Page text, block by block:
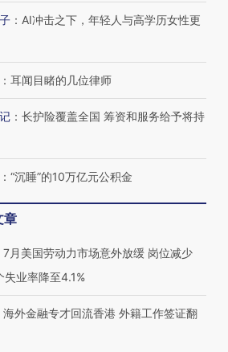
： AI冲击之下，年轻人与高学历女性更
： 耳闻目睹的几位律师
： 长护险覆盖全国 筹资和服务给予将持
： “沉睡”的10万亿元公积金
章
7月美国劳动力市场意外放缓 岗位减少
失业率降至4.1%
海外金融专才回流香港 外籍工作签证翻